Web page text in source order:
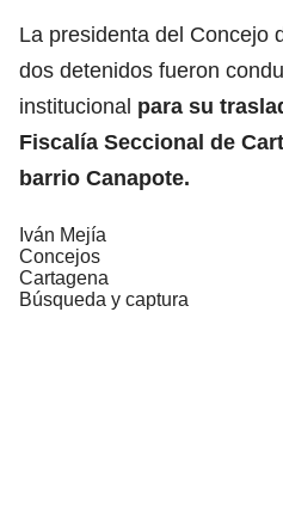
La presidenta del Concejo
dos detenidos fueron
institucional para su
Fiscalía Seccional de
barrio Canapote.
Iván Mejía
Concejos
Cartagena
Búsqueda y captura